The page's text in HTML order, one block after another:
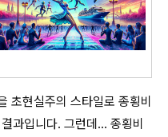
초현실주의 스타일로 종횡비
과입니다. 그런데... 종횡비